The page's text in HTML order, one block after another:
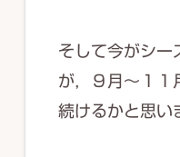
そして今がシー
が，９月～１１
続けるかと思い